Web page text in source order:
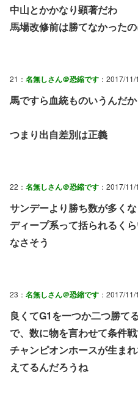
中山とかかなり顕著だわ
馬場改修前は勝てなかった
21： 名無しさん＠恐縮です ：2017/
馬ですら血統ものいうんだ
つまり出自差別は正義
22： 名無しさん＠恐縮です ：2017/
サンデーより勝ち数が多く
ディープ系って括られるく
なさそう
23： 名無しさん＠恐縮です ：2017/
良くてG1を一つか二つ勝て
で、数に物を言わせて条件
チャンピオンホースが生ま
えてるんだろうね